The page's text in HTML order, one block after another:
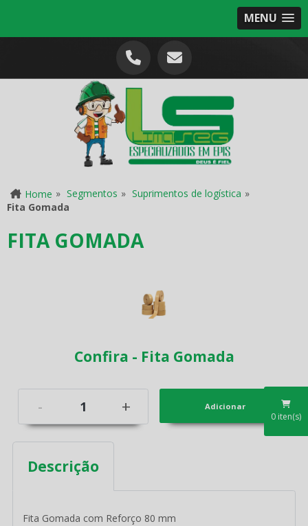
MENU
0 iten(s)
Home » Segmentos » Suprimentos de logística »
Fita Gomada
FITA GOMADA
Confira - Fita Gomada
- +
Descrição
Fita Gomada com Reforço 80 mm